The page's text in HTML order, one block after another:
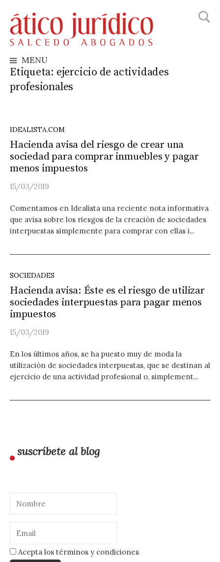
to
content
MENU
Etiqueta: ejercicio de actividades
profesionales
IDEALISTA.COM
Hacienda avisa del riesgo de crear una
sociedad para comprar inmuebles y pagar
menos impuestos
15/03/2019
Comentamos en Idealista una reciente nota informativa
que avisa sobre los riesgos de la creación de sociedades
interpuestas simplemente para comprar con ellas i...
SOCIEDADES
Hacienda avisa: Éste es el riesgo de utilizar
sociedades interpuestas para pagar menos
impuestos
15/03/2019
En los últimos años, se ha puesto muy de moda la
utilización de sociedades interpuestas, que se destinan al
ejercicio de una actividad profesional o, simplement...
suscríbete al blog
Acepta los términos y condiciones